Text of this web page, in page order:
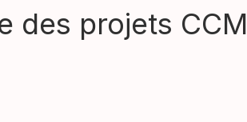
des projets CCM